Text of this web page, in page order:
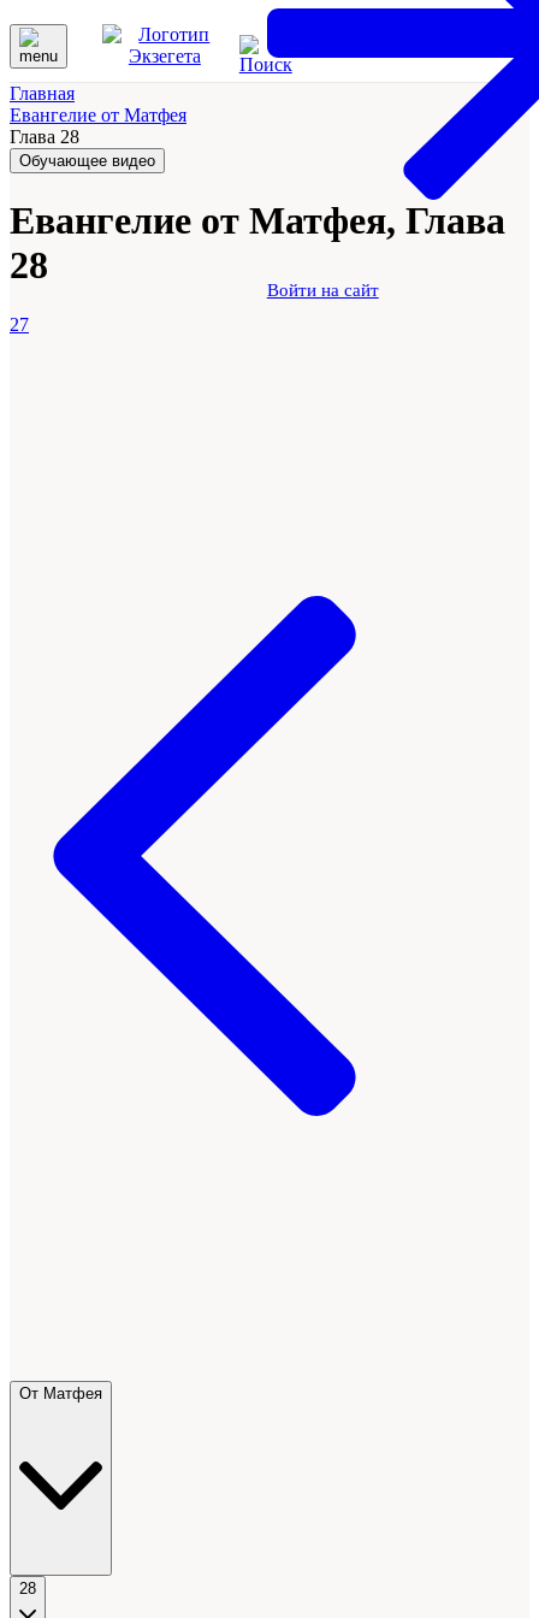
Войти на сайт
Главная
Евангелие от Матфея
Глава 28
Обучающее видео
Евангелие от Матфея, Глава
28
27
От Матфея
28